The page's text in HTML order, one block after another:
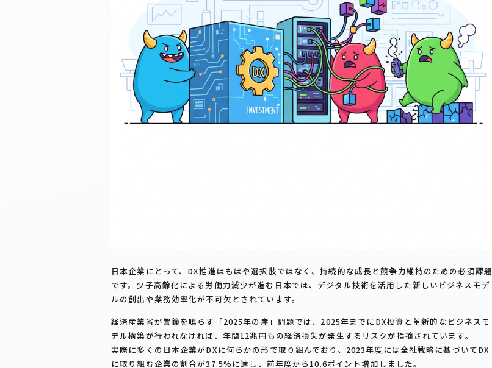
日本企業にとって、DX推進はもはや選択肢ではなく、持続的な成長と競争力維持のための必須課題
です。少子高齢化による労働力減少が進む日本では、デジタル技術を活用した新しいビジネスモデ
ルの創出や業務効率化が不可欠とされています。
経済産業省が警鐘を鳴らす「2025年の崖」問題では、2025年までにDX投資と革新的なビジネスモ
デル構築が行われなければ、年間12兆円もの経済損失が発生するリスクが指摘されています。
実際に多くの日本企業がDXに何らかの形で取り組んでおり、2023年度には全社戦略に基づいてDX
に取り組む企業の割合が37.5%に達し、前年度から10.6ポイント増加しました。